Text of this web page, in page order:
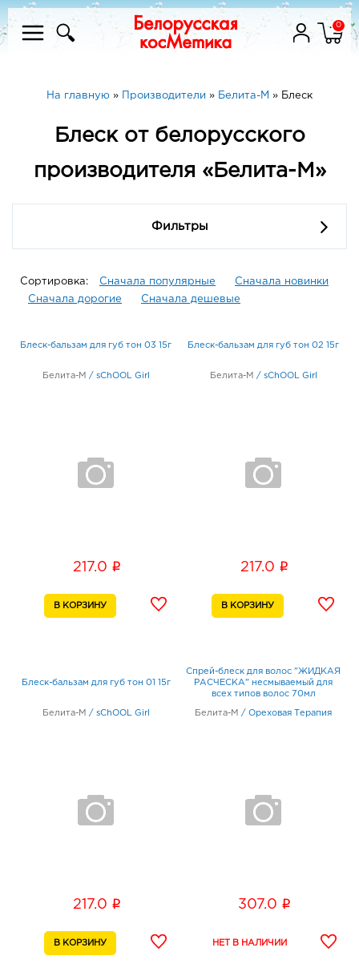
0
На главную » Производители » Белита-М » Блеск
Блеск от белорусского
производителя «Белита-М»
Фильтры
Сортировка: Сначала популярные
Сначала новинки
Сначала дорогие
Сначала дешевые
Блеск-бальзам для губ тон 03 15г
Белита-М / sChOOL Girl
217.0 i
Блеск-бальзам для губ тон 02 15г
Белита-М / sChOOL Girl
217.0 i
Блеск-бальзам для губ тон 01 15г
Белита-М / sChOOL Girl
217.0 i
Спрей-блеск для волос "ЖИДКАЯ
РАСЧЕСКА" несмываемый для
всех типов волос 70мл
Белита-М / Ореховая Терапия
307.0 i